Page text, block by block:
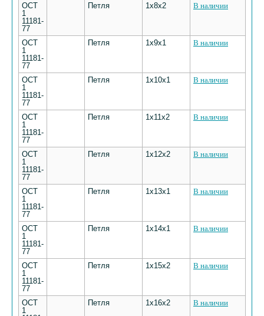
ОСТ
1
11181-
77
Петля 1х8х2 В наличии
ОСТ
1
11181-
77
Петля 1х9х1 В наличии
ОСТ
1
11181-
77
Петля 1х10х1 В наличии
ОСТ
1
11181-
77
Петля 1х11х2 В наличии
ОСТ
1
11181-
77
Петля 1х12х2 В наличии
ОСТ
1
11181-
77
Петля 1х13х1 В наличии
ОСТ
1
11181-
77
Петля 1х14х1 В наличии
ОСТ
1
11181-
77
Петля 1х15х2 В наличии
ОСТ
1
Петля 1х16х2 В наличии